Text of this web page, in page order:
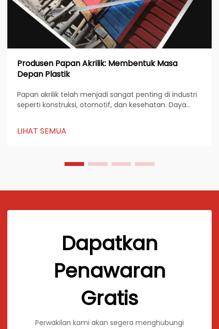
Produsen Papan Akrilik: Membentuk Masa
Depan Plastik
Papan akrilik telah menjadi sangat penting di industri
seperti konstruksi, otomotif, dan kesehatan. Daya
berbagai aplikasi. Produsen papan akrilik terus
LIHAT SEMUA
Dapatkan
Penawaran
Gratis
Perwakilan kami akan segera menghubungi